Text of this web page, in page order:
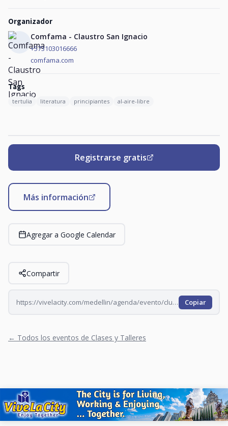
Organizador
Comfama - Claustro San Ignacio
+573103016666
comfama.com
Tags
tertulia literatura principiantes al-aire-libre
Registrarse gratis
Más información
Agregar a Google Calendar
Compartir
https://vivelacity.com/medellin/agenda/evento/club-de-crucigramistas-el-enigma-2026-08-15 Copiar
← Todos los eventos de Clases y Talleres